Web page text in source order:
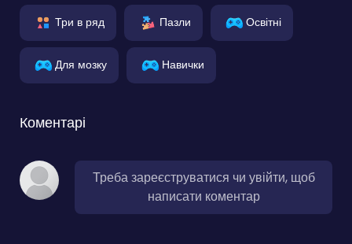
Три в ряд Пазли Освітні
Для мозку Навички
Коментарі
Треба зареєструватися чи увійти, щоб
написати коментар